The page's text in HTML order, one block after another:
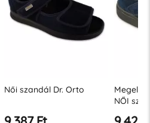
Női szandál Dr. Orto
NŐI